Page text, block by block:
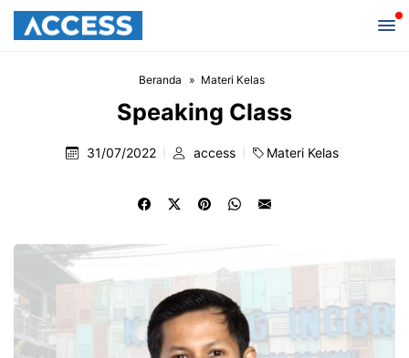
Beranda Materi Kelas
Speaking Class
31/07/2022 access Materi Kelas